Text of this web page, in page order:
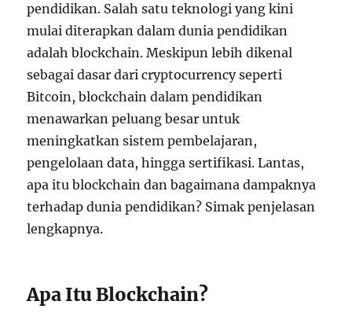
pendidikan. Salah satu teknologi yang kini
mulai diterapkan dalam dunia pendidikan
adalah blockchain. Meskipun lebih dikenal
sebagai dasar dari cryptocurrency seperti
Bitcoin, blockchain dalam pendidikan
menawarkan peluang besar untuk
meningkatkan sistem pembelajaran,
pengelolaan data, hingga sertifikasi. Lantas,
apa itu blockchain dan bagaimana dampaknya
terhadap dunia pendidikan? Simak penjelasan
lengkapnya.
Apa Itu Blockchain?